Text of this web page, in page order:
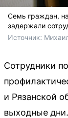
Семь граждан,
задержали
Источник:
Сотрудники
и Рязанской
выходные